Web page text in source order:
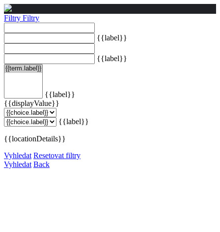
Filtry Filtry
{{label}}
{{label}}
{{label}}
{{displayValue}}
{{label}}
{{locationDetails}}
Vyhledat Resetovat filtry
Vyhledat Back